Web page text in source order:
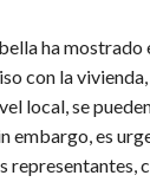
ha mostrado
con la
local, se
embargo, es
representantes,